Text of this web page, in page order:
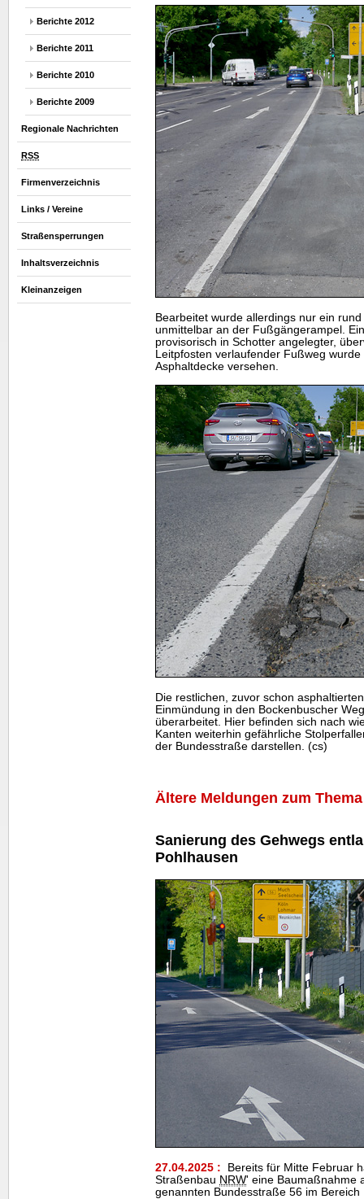
Berichte 2012
Berichte 2011
Berichte 2010
Berichte 2009
Regionale Nachrichten
RSS
Firmenverzeichnis
Links / Vereine
Straßensperrungen
Inhaltsverzeichnis
Kleinanzeigen
Bearbeitet wurde allerdings nur ein
unmittelbar an der Fußgängerampel.
provisorisch in Schotter angelegter,
Leitpfosten verlaufender Fußweg
Asphaltdecke versehen.
Die restlichen, zuvor schon
Einmündung in den Bockenbuscher
überarbeitet. Hier befinden sich nach
Kanten weiterhin gefährliche
der Bundesstraße darstellen. (cs)
Ältere Meldungen zum
Sanierung des Gehwegs
Pohlhausen
27.04.2025 : Bereits für Mitte Februar
Straßenbau NRW' eine Baumaßnahme
genannten Bundesstraße 56 im